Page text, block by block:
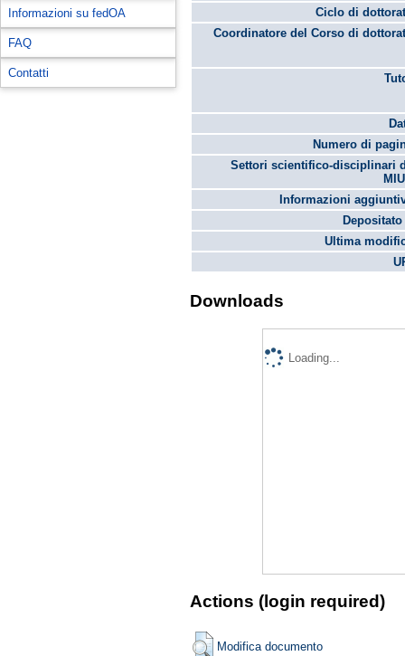
Informazioni su fedOA
FAQ
Contatti
Ciclo di
Coordinatore del Corso di
Numero di
Settori scientifico-disciplinari
Informazioni
Ultima
Downloads
Loading...
Actions (login required)
Modifica documento